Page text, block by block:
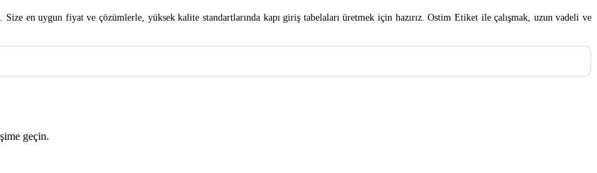
en uygun fiyat ve çözümlerle, yüksek kalite standartlarında kapı giriş tabelaları üretmek için hazırız. Ostim Etiket ile çalışmak, uzun vadeli ve
geçin.